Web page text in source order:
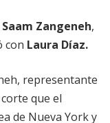
Saam Zangeneh,
con Laura Díaz.
representante
que el
de Nueva York y